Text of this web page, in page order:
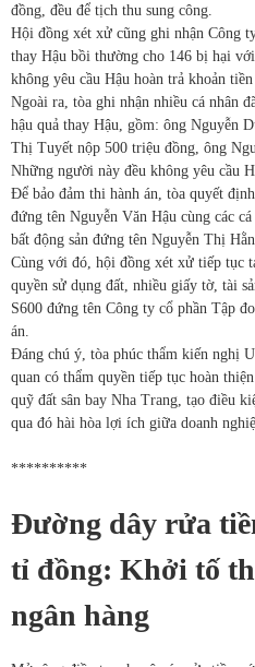
đồng, đều để tịch thu sung công.
Hội đồng xét xử cũng ghi nhận Công
thay Hậu bồi thường cho 146 bị hại
không yêu cầu Hậu hoàn trả khoản tiền
Ngoài ra, tòa ghi nhận nhiều cá nhân
hậu quả thay Hậu, gồm: ông Nguyễn
Thị Tuyết nộp 500 triệu đồng, ông
Những người này đều không yêu cầu
Để bảo đảm thi hành án, tòa quyết
đứng tên Nguyễn Văn Hậu cùng các
bất động sản đứng tên Nguyễn Thị
Cùng với đó, hội đồng xét xử tiếp tục
quyền sử dụng đất, nhiều giấy tờ, tài
S600 đứng tên Công ty cổ phần Tập
án.
Đáng chú ý, tòa phúc thẩm kiến nghị
quan có thẩm quyền tiếp tục hoàn
quỹ đất sân bay Nha Trang, tạo điều
qua đó hài hòa lợi ích giữa doanh
**********
Đường dây rửa
tỉ đồng: Khởi tố
ngân hàng